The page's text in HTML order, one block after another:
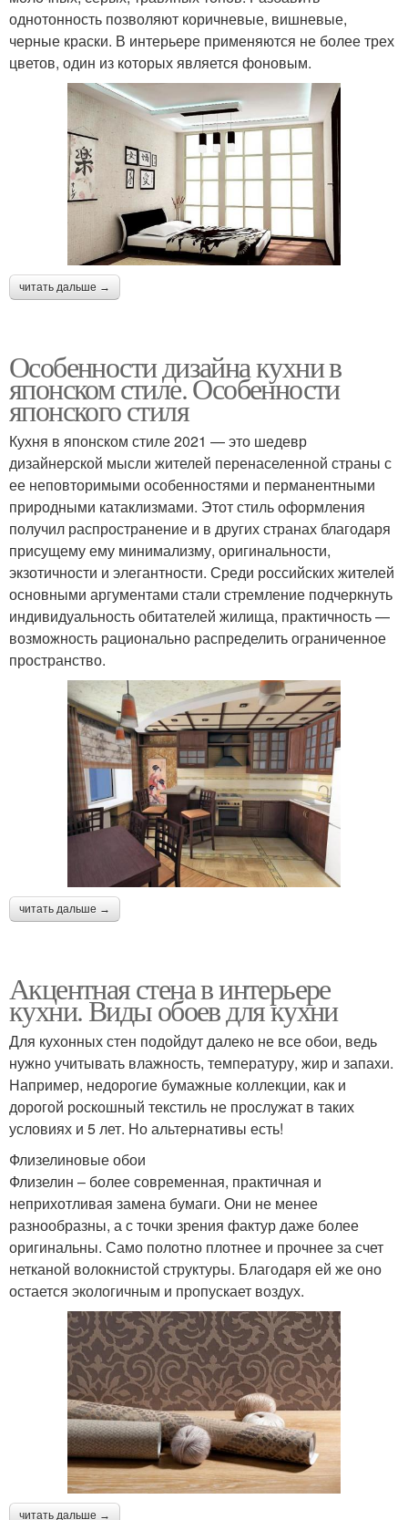
однотонность позволяют коричневые, вишневые,
черные краски. В интерьере применяются не более трех
цветов, один из которых является фоновым.
читать дальше →
Особенности дизайна кухни в
японском стиле. Особенности
японского стиля
Кухня в японском стиле 2021 — это шедевр
дизайнерской мысли жителей перенаселенной страны с
ее неповторимыми особенностями и перманентными
природными катаклизмами. Этот стиль оформления
получил распространение и в других странах благодаря
присущему ему минимализму, оригинальности,
экзотичности и элегантности. Среди российских жителей
основными аргументами стали стремление подчеркнуть
индивидуальность обитателей жилища, практичность —
возможность рационально распределить ограниченное
пространство.
читать дальше →
Акцентная стена в интерьере
кухни. Виды обоев для кухни
Для кухонных стен подойдут далеко не все обои, ведь
нужно учитывать влажность, температуру, жир и запахи.
Например, недорогие бумажные коллекции, как и
дорогой роскошный текстиль не прослужат в таких
условиях и 5 лет. Но альтернативы есть!
Флизелиновые обои
Флизелин – более современная, практичная и
неприхотливая замена бумаги. Они не менее
разнообразны, а с точки зрения фактур даже более
оригинальны. Само полотно плотнее и прочнее за счет
нетканой волокнистой структуры. Благодаря ей же оно
остается экологичным и пропускает воздух.
читать дальше →